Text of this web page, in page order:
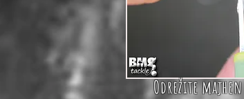
Odrežite majhen